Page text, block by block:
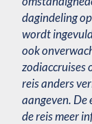
dagindeling
wordt
ook
zodiaccruises
reis anders
aangeven.
de reis meer